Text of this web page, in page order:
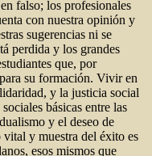
falso; los profesionales
con nuestra opinión y
sugerencias ni se
perdida y los grandes
que, por
su formación. Vivir en
y la justicia social
básicas entre las
y el deseo de
y muestra del éxito es
esos mismos que